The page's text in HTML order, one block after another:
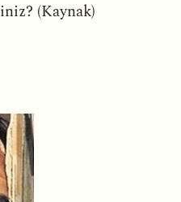
(Kaynak)